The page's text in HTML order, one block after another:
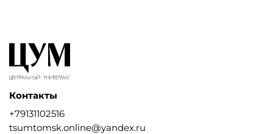
Контакты
+79131102516
tsumtomsk.online@yandex.ru